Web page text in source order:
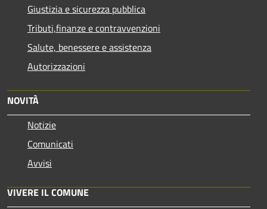
Giustizia e sicurezza pubblica
Tributi,finanze e contravvenzioni
Salute, benessere e assistenza
Autorizzazioni
NOVITÀ
Notizie
Comunicati
Avvisi
VIVERE IL COMUNE